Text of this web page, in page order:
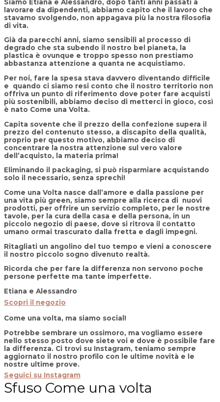
Siamo Etiana e Alessandro, dopo tanti anni passati a
lavorare da dipendenti, abbiamo capito che il lavoro che
stavamo svolgendo, non appagava più la nostra filosofia
di vita.
Già da parecchi anni, siamo sensibili al processo di
degrado che sta subendo il nostro bel pianeta, la
plastica è ovunque e troppo spesso non prestiamo
abbastanza attenzione a quanta ne acquistiamo.
Per noi, fare la spesa stava davvero diventando difficile
e quando ci siamo resi conto che il nostro territorio non
offriva un punto di riferimento dove poter fare acquisti
più sostenibili, abbiamo deciso di metterci in gioco, così
è nato Come una Volta.
Capita sovente che il prezzo della confezione supera il
prezzo del contenuto stesso, a discapito della qualità,
proprio per questo motivo, abbiamo deciso di
concentrare la nostra attenzione sul vero valore
dell’acquisto, la materia prima!
Eliminando il packaging, si può risparmiare acquistando
solo il necessario, senza sprechi!
Come una Volta nasce dall’amore e dalla passione per
una vita più green, siamo sempre alla ricerca di nuovi
prodotti, per offrire un servizio completo, per le nostre
tavole, per la cura della casa e della persona, in un
piccolo negozio di paese, dove si ritrova il contatto
umano ormai trascurato dalla fretta e dagli impegni.
Ritagliati un angolino del tuo tempo e vieni a conoscere
il nostro piccolo sogno divenuto realtà.
Ricorda che per fare la differenza non servono poche
persone perfette ma tante imperfette.
Etiana e Alessandro
Scopri il negozio
Come una volta, ma siamo social!
Potrebbe sembrare un ossimoro, ma vogliamo essere
nello stesso posto dove siete voi e dove è possibile fare
la differenza. Ci trovi su Instagram, teniamo sempre
aggiornato il nostro profilo con le ultime novità e le
nostre ultime prove.
Seguici su Instagram
Sfuso Come una volta